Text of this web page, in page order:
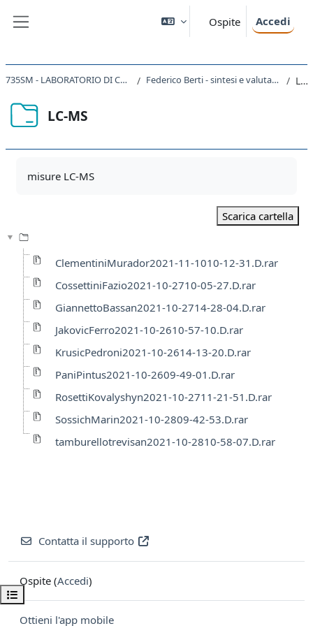
Ospite Accedi
Apri indice del corso
735SM - LABORATORIO DI CHIMICA BIOORGANICA 2021 Federico Berti - sintesi e valutazione di inibitori della tirosinasi LC-MS
LC-MS
misure LC-MS
Scarica cartella
ClementiniMurador2021-11-1010-12-31.D.rar
CossettiniFazio2021-10-2710-05-27.D.rar
GiannettoBassan2021-10-2714-28-04.D.rar
JakovicFerro2021-10-2610-57-10.D.rar
KrusicPedroni2021-10-2614-13-20.D.rar
PaniPintus2021-10-2609-49-01.D.rar
RosettiKovalyshyn2021-10-2711-21-51.D.rar
SossichMarin2021-10-2809-42-53.D.rar
tamburellotrevisan2021-10-2810-58-07.D.rar
Contatta il supporto
Ospite (Accedi)
Ottieni l'app mobile